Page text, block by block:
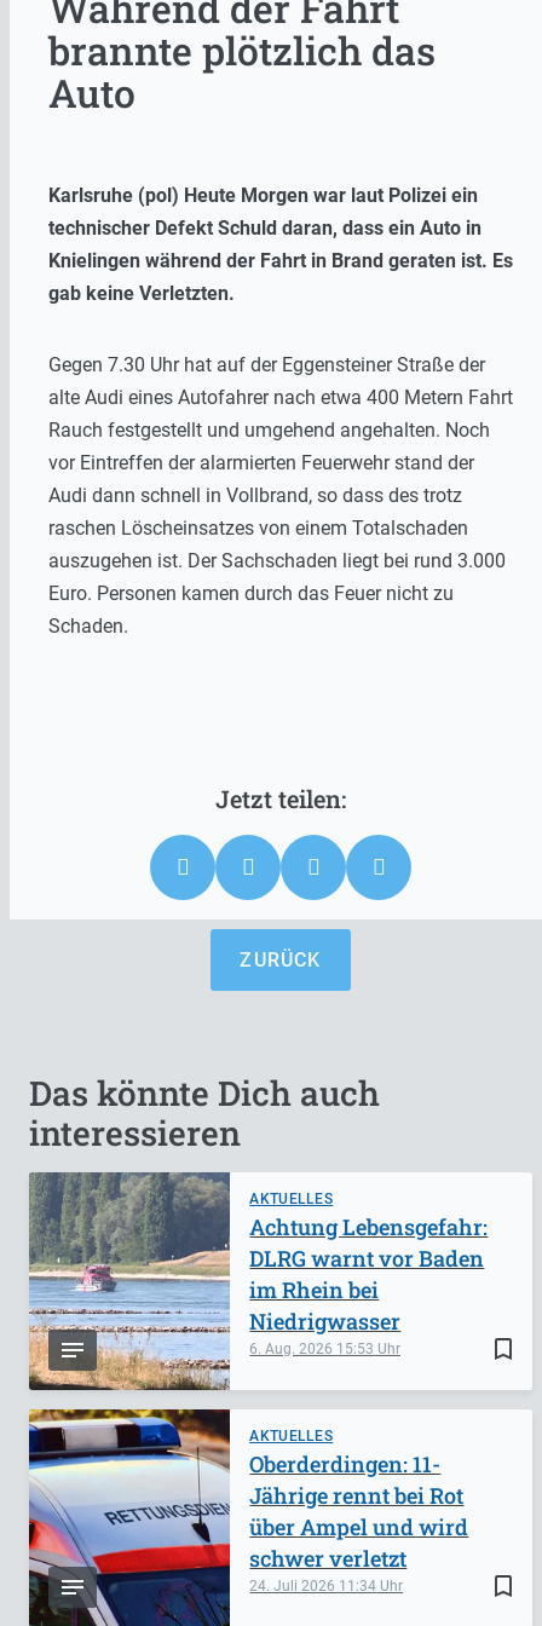
brannte plötzlich das
Auto
Karlsruhe (pol) Heute Morgen war laut Polizei ein
technischer Defekt Schuld daran, dass ein Auto in
Knielingen während der Fahrt in Brand geraten ist. Es
gab keine Verletzten.
Gegen 7.30 Uhr hat auf der Eggensteiner Straße der
alte Audi eines Autofahrer nach etwa 400 Metern Fahrt
Rauch festgestellt und umgehend angehalten. Noch
vor Eintreffen der alarmierten Feuerwehr stand der
Audi dann schnell in Vollbrand, so dass des trotz
raschen Löscheinsatzes von einem Totalschaden
auszugehen ist. Der Sachschaden liegt bei rund 3.000
Euro. Personen kamen durch das Feuer nicht zu
Schaden.
ZURÜCK
Das könnte Dich auch
interessieren
AKTUELLES
bookmark_border
6. Aug. 2026 15:53
Achtung Lebensgefahr:
DLRG warnt vor Baden
im Rhein bei
Niedrigwasser
AKTUELLES
bookmark_border
24. Juli 2026 11:34
Oberderdingen: 11-
Jährige rennt bei Rot
über Ampel und wird
schwer verletzt